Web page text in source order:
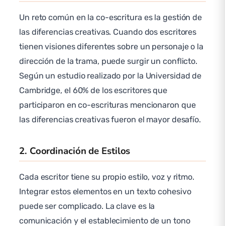
Un reto común en la co-escritura es la gestión de
las diferencias creativas. Cuando dos escritores
tienen visiones diferentes sobre un personaje o la
dirección de la trama, puede surgir un conflicto.
Según un estudio realizado por la Universidad de
Cambridge, el 60% de los escritores que
participaron en co-escrituras mencionaron que
las diferencias creativas fueron el mayor desafío.
2. Coordinación de Estilos
Cada escritor tiene su propio estilo, voz y ritmo.
Integrar estos elementos en un texto cohesivo
puede ser complicado. La clave es la
comunicación y el establecimiento de un tono